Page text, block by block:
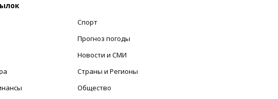
Спорт
Прогноз погоды
Новости и СМИ
Страны и Регионы
Общество